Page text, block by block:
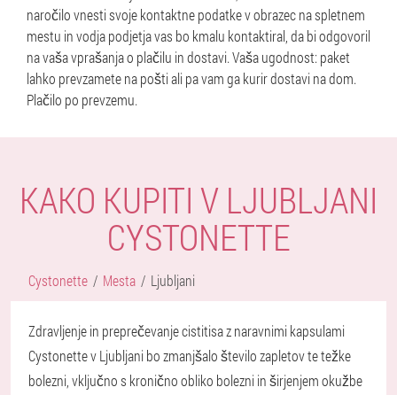
naročilo vnesti svoje kontaktne podatke v obrazec na spletnem
mestu in vodja podjetja vas bo kmalu kontaktiral, da bi odgovoril
na vaša vprašanja o plačilu in dostavi. Vaša ugodnost: paket
lahko prevzamete na pošti ali pa vam ga kurir dostavi na dom.
Plačilo po prevzemu.
KAKO KUPITI V LJUBLJANI
CYSTONETTE
Cystonette Mesta Ljubljani
Zdravljenje in preprečevanje cistitisa z naravnimi kapsulami
Cystonette v Ljubljani bo zmanjšalo število zapletov te težke
bolezni, vključno s kronično obliko bolezni in širjenjem okužbe